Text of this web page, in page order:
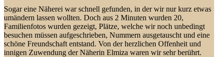
Sogar eine Näherei war schnell gefunden, in der wir nur kurz etwas
umändern lassen wollten. Doch aus 2 Minuten wurden 20,
Familienfotos wurden gezeigt, Plätze, welche wir noch unbedingt
besuchen müssen aufgeschrieben, Nummern ausgetauscht und eine
schöne Freundschaft entstand. Von der herzlichen Offenheit und
innigen Zuwendung der Näherin Elmiza waren wir sehr berührt.